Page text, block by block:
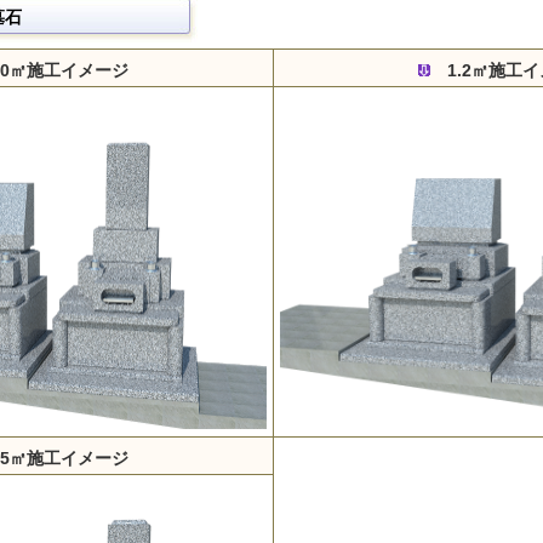
石
施工イメージ 1.2㎡施工イ
施工イメージ